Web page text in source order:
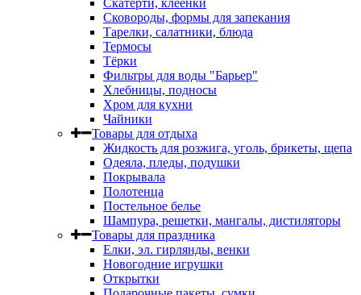
Скатерти, клеенки
Сковороды, формы для запекания
Тарелки, салатники, блюда
Термосы
Тёрки
Фильтры для воды "Барьер"
Хлебницы, подносы
Хром для кухни
Чайники
Товары для отдыха
Жидкость для розжига, уголь, брикеты, щепа
Одеяла, пледы, подушки
Покрывала
Полотенца
Постельное белье
Шампура, решетки, мангалы, дистиляторы
Товары для праздника
Елки, эл. гирлянды, венки
Новогодние игрушки
Открытки